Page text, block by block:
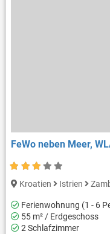
FeWo neben Meer,
Kroatien Istrien
Ferienwohnung (1 - 6
55 m² / Erdgeschoss
2 Schlafzimmer